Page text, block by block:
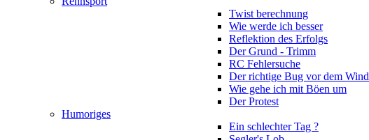
Twist berechnung
Wie werde ich besser
Reflektion des Erfolgs
Der Grund - Trimm
RC Fehlersuche
Der richtige Bug vor dem Wind
Wie gehe ich mit Böen um
Der Protest
Humoriges
Ein schlechter Tag ?